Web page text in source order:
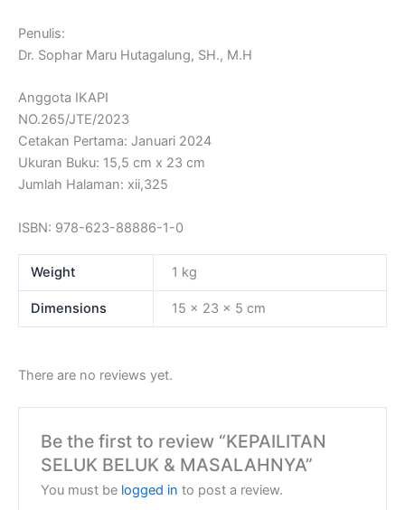
Penulis:
Dr. Sophar Maru Hutagalung, SH., M.H
Anggota IKAPI
NO.265/JTE/2023
Cetakan Pertama: Januari 2024
Ukuran Buku: 15,5 cm x 23 cm
Jumlah Halaman: xii,325
ISBN: 978-623-88886-1-0
Weight 1 kg
Dimensions 15 × 23 × 5 cm
There are no reviews yet.
Be the first to review “KEPAILITAN
SELUK BELUK & MASALAHNYA”
You must be logged in to post a review.